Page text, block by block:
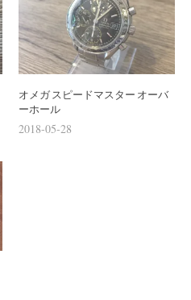
オメガ スピードマスター オーバ
ーホール
2018-05-28